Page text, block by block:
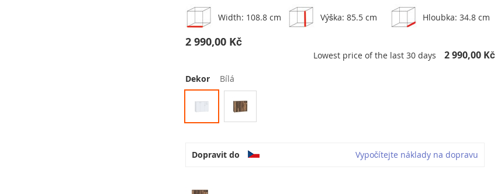
Width: 108.8 cm Výška: 85.5 cm Hloubka: 34.8 cm
2 990,00 Kč
Lowest price of the last 30 days 2 990,00 Kč
Dekor Bílá
Dopravit do Vypočítejte náklady na dopravu